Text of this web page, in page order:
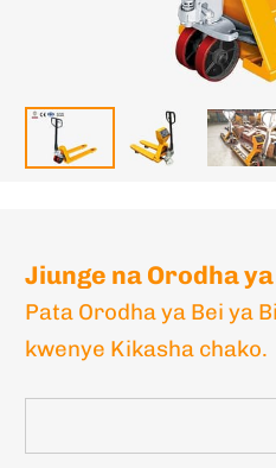
Jiunge na Orodha
Pata Orodha ya Bei ya
kwenye Kikasha chako.